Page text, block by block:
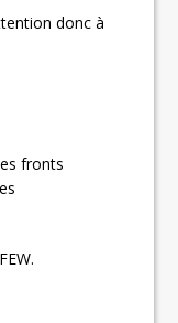
donc à
fronts